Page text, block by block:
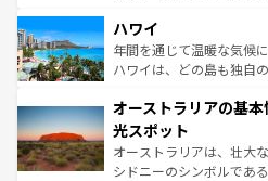
着のスイス情報は
のような巨大都市は、観
ンメントが詰まった刺激
西部には大自然が広がり
部のニューオーリンズで
文化が魅力。旅行者はア
しみながら、その多様性
るだろう。車でのロード
ハワイ
年間を通じて温暖な気候
ハワイは、どの島も独自
ワイ島は見逃せない。ま
島だが、静かな自然を求
おすすめ。エメラルドグ
文化や歴史が息づいてい
オーストラリアの基
光スポット
オーストラリアは、壮大
シドニーのシンボルであ